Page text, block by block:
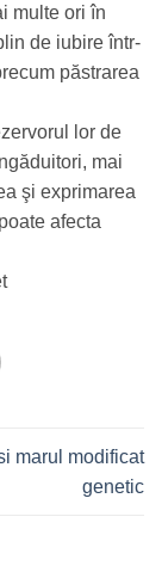
multe ori în
de iubire într-
păstrarea
lor de
mai
şi exprimarea
afecta
marul modificat
genetic